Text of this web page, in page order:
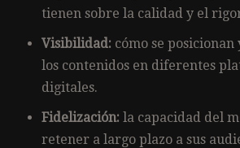
tienen sobre la calidad y el
Visibilidad: cómo se
los contenidos en diferentes
digitales.
Fidelización: la capacidad del
retener a largo plazo a sus